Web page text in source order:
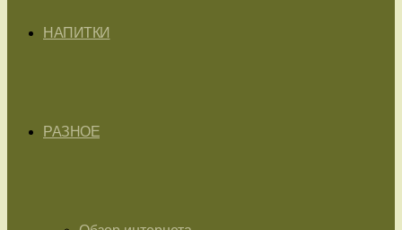
НАПИТКИ
РАЗНОЕ